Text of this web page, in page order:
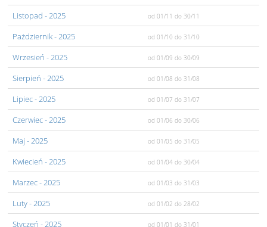
Listopad - 2025 od 01/11 do 30/11
Pażdziernik- 2025 od 01/10 do 31/10
Wrzesień - 2025 od 01/09 do 30/09
Sierpień - 2025 od 01/08 do 31/08
Lipiec- 2025 od 01/07 do 31/07
Czerwiec- 2025 od 01/06 do 30/06
Maj - 2025 od 01/05 do 31/05
Kwiecień - 2025 od 01/04 do 30/04
Marzec- 2025 od 01/03 do 31/03
Luty- 2025 od 01/02 do 28/02
Styczeń - 2025 od 01/01 do 31/01